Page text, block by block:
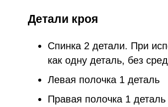
Детали кроя
Спинка 2 детали. При
как одну деталь, без
Левая полочка 1 деталь
Правая полочка 1 деталь